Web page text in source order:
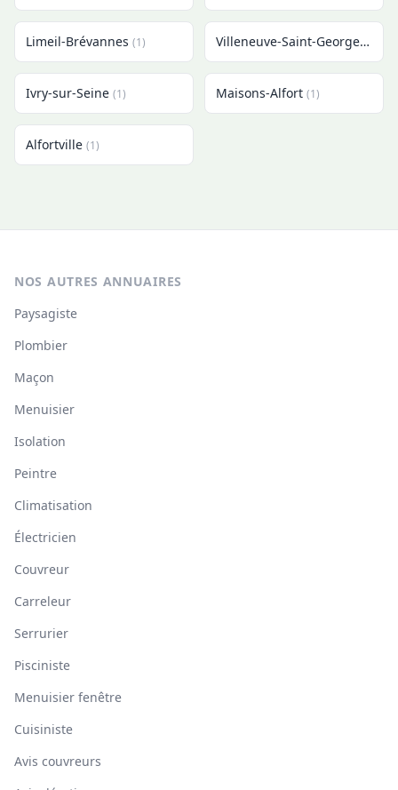
Limeil-Brévannes (1) Villeneuve-Saint-Georges
Ivry-sur-Seine (1) Maisons-Alfort (1)
Alfortville (1)
NOS AUTRES ANNUAIRES
Paysagiste
Plombier
Maçon
Menuisier
Isolation
Peintre
Climatisation
Électricien
Couvreur
Carreleur
Serrurier
Pisciniste
Menuisier fenêtre
Cuisiniste
Avis couvreurs